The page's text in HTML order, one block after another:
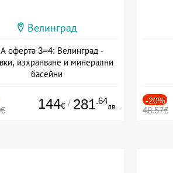
Велинград
оферта 3=4: Велинград -
изхранване и минерални
басейни
144€ / 281.64
лв.
-20%
48.57€